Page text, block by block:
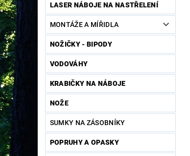
LASER NÁBOJE NA NASTŘELENÍ
MONTÁŽE A MÍŘIDLA
NOŽIČKY - BIPODY
VODOVÁHY
KRABIČKY NA NÁBOJE
NOŽE
SUMKY NA ZÁSOBNÍKY
POPRUHY A OPASKY